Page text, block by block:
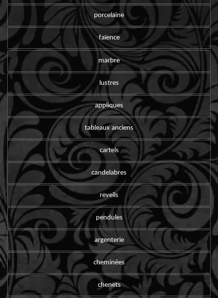
porcelaine
faïence
marbre
lustres
appliques
tableaux anciens
cartels
candelabres
reveils
pendules
argenterie
cheminées
chenets